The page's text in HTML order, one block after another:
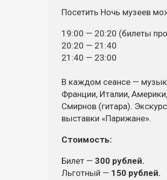
Посетить Ночь музеев
19:00 — 20:20 (билеты
20:20 — 21:40
21:40 — 23:00
В каждом сеансе —
Франции, Италии,
Смирнов (гитара).
выставки «Парижане».
Стоимость:
Билет — 300 рублей.
Льготный — 150 рублей.